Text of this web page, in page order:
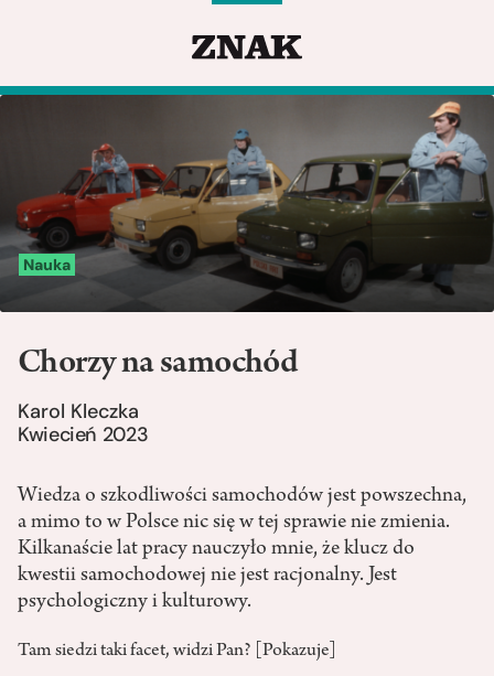
Nauka
Chorzy na samochód
Karol Kleczka
Kwiecień 2023
Wiedza o szkodliwości samochodów jest powszechna,
a mimo to w Polsce nic się w tej sprawie nie zmienia.
Kilkanaście lat pracy nauczyło mnie, że klucz do
kwestii samochodowej nie jest racjonalny. Jest
psychologiczny i kulturowy.
Tam siedzi taki facet, widzi Pan? [Pokazuje]